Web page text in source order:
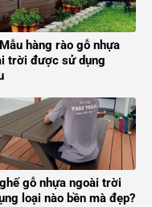
hàng rào gỗ nhựa
trời được sử dụng
gỗ nhựa ngoài trời
loại nào bền mà đẹp?